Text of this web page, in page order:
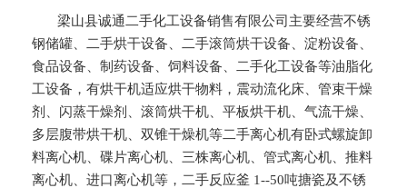
梁山县诚通二手化工设备销售有限公司主要经营不锈
钢储罐、二手烘干设备、二手滚筒烘干设备、淀粉设备、
食品设备、制药设备、饲料设备、二手化工设备等油脂化
工设备，有烘干机适应烘干物料，震动流化床、管束干燥
剂、闪蒸干燥剂、滚筒烘干机、平板烘干机、气流干燥、
多层腹带烘干机、双锥干燥机等二手离心机有卧式螺旋卸
料离心机、碟片离心机、三株离心机、管式离心机、推料
离心机、进口离心机等，二手反应釜 1--50吨搪瓷及不锈